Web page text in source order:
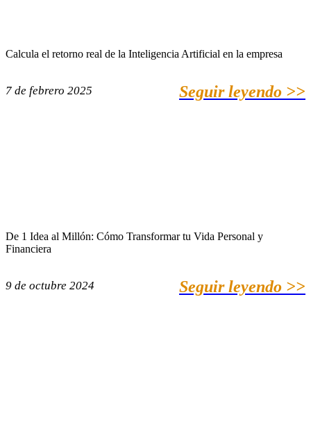
Calcula el retorno real de la Inteligencia Artificial en la empresa
7 de febrero 2025 Seguir leyendo >>
De 1 Idea al Millón: Cómo Transformar tu Vida Personal y
Financiera
9 de octubre 2024 Seguir leyendo >>